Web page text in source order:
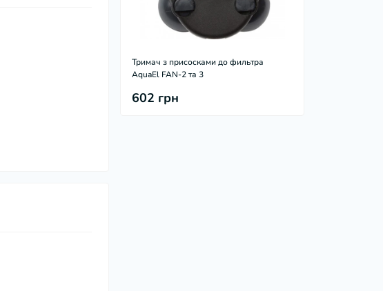
Тримач з присосками до фильтра
AquaEl FAN-2 та 3
602 грн